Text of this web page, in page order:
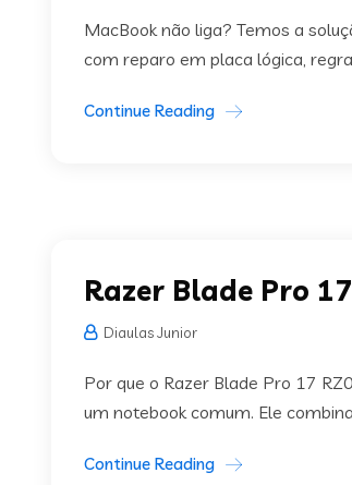
MacBook não liga? Temos a
com reparo em placa lógica,
Continue Reading
Razer Blade Pro
Diaulas Junior
Por que o Razer Blade Pro 17
um notebook comum. Ele
Continue Reading